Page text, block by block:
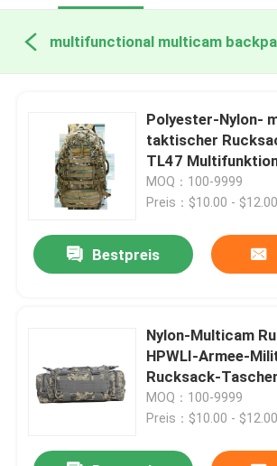
Polyester-Nylon-
taktischer
TL47
MOQ：100-9999
Preis：$10.00 - $12.00
Bestpreis
Nylon-Multicam
HPWLI-Armee-
Rucksack-
MOQ：100-9999
Preis：$10.00 - $12.00